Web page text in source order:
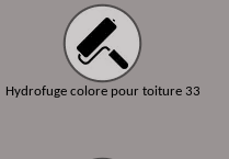
Hydrofuge colore pour toiture 33